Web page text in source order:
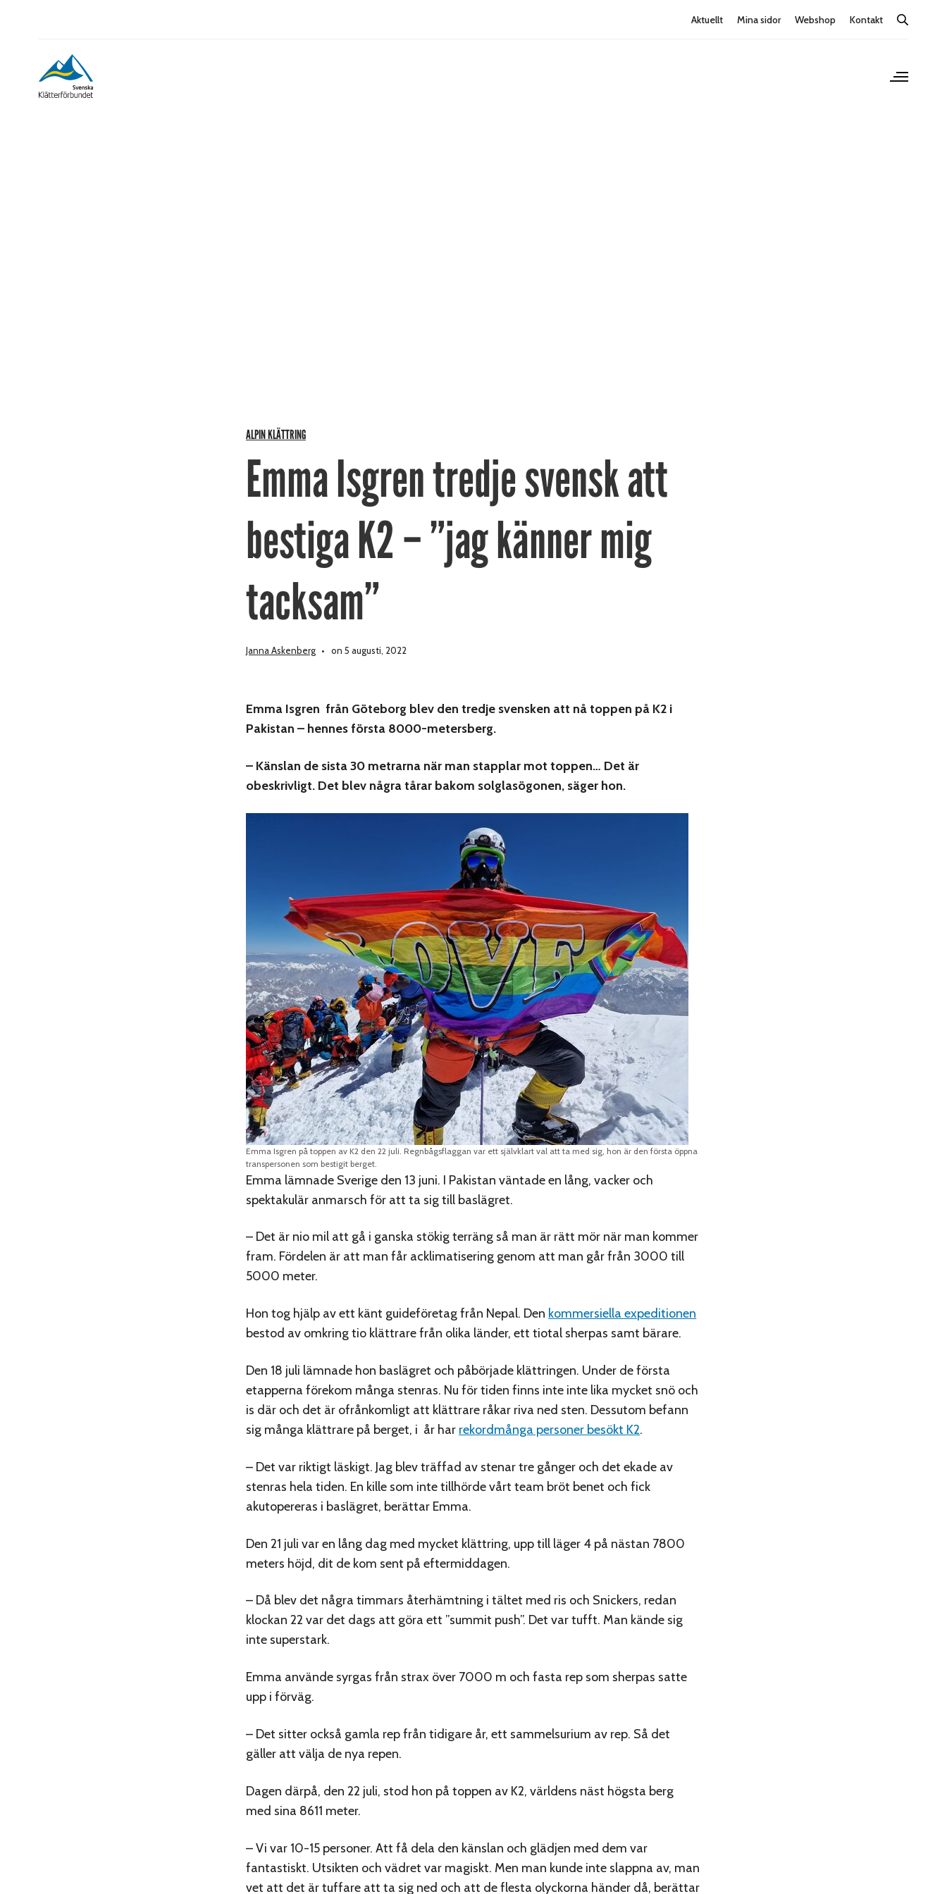
Aktuellt Mina sidor Webshop Kontakt
ALPIN KLÄTTRING
Emma Isgren tredje svensk att
bestiga K2 – ”jag känner mig
tacksam”
Janna Askenberg on 5 augusti, 2022
Emma Isgren från Göteborg blev den tredje svensken att nå toppen på K2 i
Pakistan– hennes första 8000-metersberg.
– Känslan de sista 30 metrarna när man stapplar mot toppen… Det är
obeskrivligt. Det blev några tårar bakom solglasögonen, säger hon.
Emma Isgren på toppen av K2 den 22 juli. Regnbågsflaggan var ett självklart val att ta med sig, hon är den första öppna
transpersonen som bestigit berget.
Emma lämnade Sverige den 13 juni. I Pakistan väntade en lång, vacker och
spektakulär anmarsch för att ta sig till baslägret.
– Det är nio mil att gå i ganska stökig terräng så man är rätt mör när man kommer
fram. Fördelen är att man får acklimatisering genom att man går från 3000 till
5000 meter.
Hon tog hjälp av ett känt guideföretag från Nepal. Den kommersiella expeditionen
bestod av omkring tio klättrare från olika länder, ett tiotal sherpas samt bärare.
Den 18 juli lämnade hon baslägret och påbörjade klättringen. Under de första
etapperna förekom många stenras. Nu för tiden finns inte inte lika mycket snö och
is där och det är ofrånkomligt att klättrare råkar riva ned sten. Dessutom befann
sig många klättrare på berget, i år har rekordmånga personer besökt K2.
– Det var riktigt läskigt. Jag blev träffad av stenar tre gånger och det ekade av
stenras hela tiden. En kille som inte tillhörde vårt team bröt benet och fick
akutopereras i baslägret, berättar Emma.
Den 21 juli var en lång dag med mycket klättring, upp till läger 4 på nästan 7800
meters höjd, dit de kom sent på eftermiddagen.
– Då blev det några timmars återhämtning i tältet med ris och Snickers, redan
klockan 22 var det dags att göra ett ”summit push”. Det var tufft. Man kände sig
inte superstark.
Emma använde syrgas från strax över 7000 m och fasta rep som sherpas satte
upp i förväg.
– Det sitter också gamla rep från tidigare år, ett sammelsurium av rep. Så det
gäller att välja de nya repen.
Dagen därpå, den 22 juli, stod hon på toppen av K2, världens näst högsta berg
med sina 8611 meter.
– Vi var 10-15 personer. Att få dela den känslan och glädjen med dem var
fantastiskt. Utsikten och vädret var magiskt. Men man kunde inte slappna av, man
vet att det är tuffare att ta sig ned och att de flesta olyckorna händer då, berättar